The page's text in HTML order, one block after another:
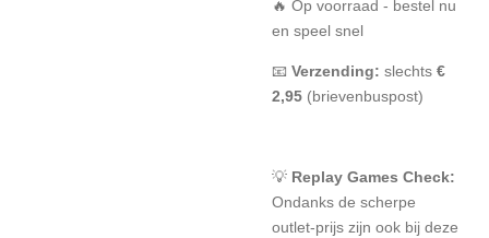
🔥 Op voorraad - bestel nu
en speel snel
📧 Verzending: slechts €
2,95 (brievenbuspost)
💡 Replay Games Check:
Ondanks de scherpe
outlet-prijs zijn ook bij deze